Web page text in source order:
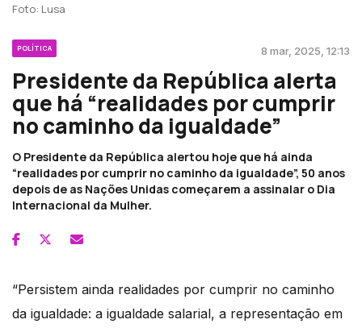
Foto: Lusa
POLÍTICA 8 mar, 2025, 12:13
Presidente da República alerta
que há “realidades por cumprir
no caminho da igualdade”
O Presidente da República alertou hoje que há ainda
“realidades por cumprir no caminho da igualdade”, 50 anos
depois de as Nações Unidas começarem a assinalar o Dia
Internacional da Mulher.
“Persistem ainda realidades por cumprir no caminho
da igualdade: a igualdade salarial, a representação em